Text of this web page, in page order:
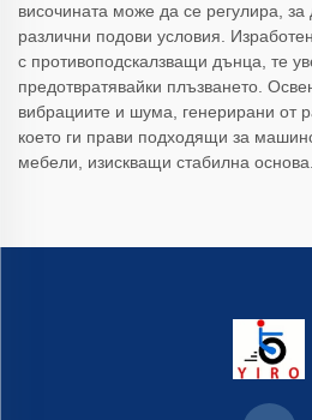
височината може да се регулира, за
различни подови условия.
с противоподскалзващи дънца, те
предотвратявайки плъзването.
вибрациите и шума, генерирани от
което ги прави подходящи за
мебели, изискващи стабилна основа.